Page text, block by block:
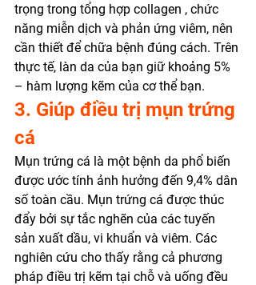
trọng trong tổng hợp collagen , chức
năng miễn dịch và phản ứng viêm, nên
cần thiết để chữa bệnh đúng cách. Trên
thực tế, làn da của bạn giữ khoảng 5%
– hàm lượng kẽm của cơ thể bạn.
3. Giúp điều trị mụn trứng
cá
Mụn trứng cá là một bệnh da phổ biến
được ước tính ảnh hưởng đến 9,4% dân
số toàn cầu. Mụn trứng cá được thúc
đẩy bởi sự tắc nghẽn của các tuyến
sản xuất dầu, vi khuẩn và viêm. Các
nghiên cứu cho thấy rằng cả phương
pháp điều trị kẽm tại chỗ và uống đều